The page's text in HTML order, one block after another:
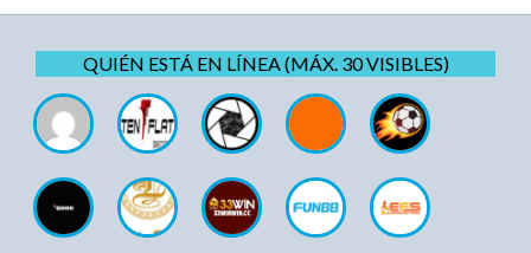
QUIÉN ESTÁ EN LÍNEA (MÁX. 30 VISIBLES)